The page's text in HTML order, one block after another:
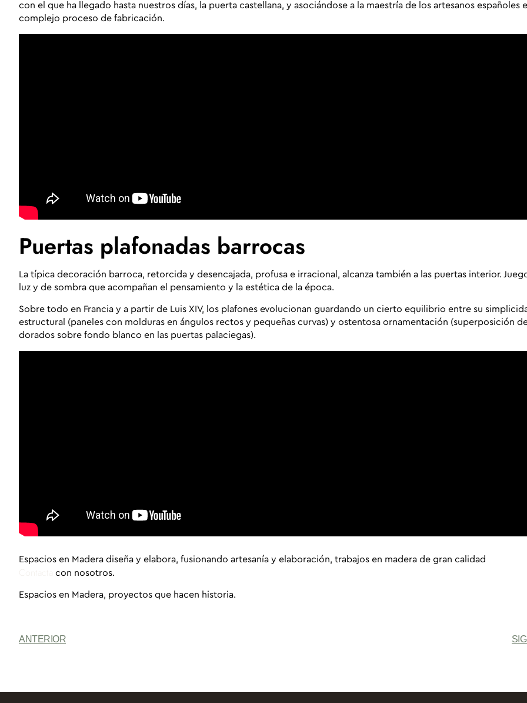
con el que ha llegado hasta nuestros días, la puerta castellana, y asociándose a la maestría de los artesanos españoles
complejo proceso de fabricación.
Puertas plafonadas barrocas
La típica decoración barroca, retorcida y desencajada, profusa e irracional, alcanza también a las puertas interior.
luz y de sombra que acompañan el pensamiento y la estética de la época.
Sobre todo en Francia y a partir de Luis XIV, los plafones evolucionan guardando un cierto equilibrio entre su
estructural (paneles con molduras en ángulos rectos y pequeñas curvas) y ostentosa ornamentación (superposición
dorados sobre fondo blanco en las puertas palaciegas).
Espacios en Madera diseña y elabora, fusionando artesanía y elaboración, trabajos en madera de gran calidad
con nosotros.
Espacios en Madera, proyectos que hacen historia.
ANTERIOR